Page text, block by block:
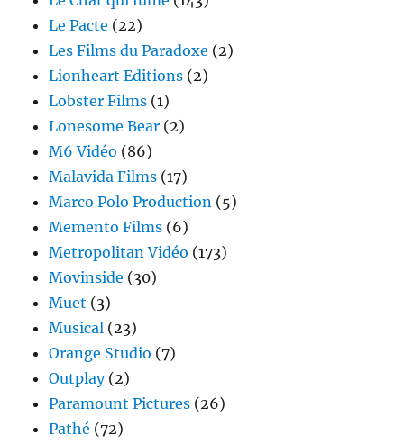
Le Pacte (22)
Les Films du Paradoxe (2)
Lionheart Editions (2)
Lobster Films (1)
Lonesome Bear (2)
M6 Vidéo (86)
Malavida Films (17)
Marco Polo Production (5)
Memento Films (6)
Metropolitan Vidéo (173)
Movinside (30)
Muet (3)
Musical (23)
Orange Studio (7)
Outplay(2)
Paramount Pictures (26)
Pathé (72)